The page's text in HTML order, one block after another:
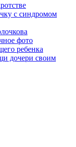
с синдромом
фото
ребенка
дочери своим